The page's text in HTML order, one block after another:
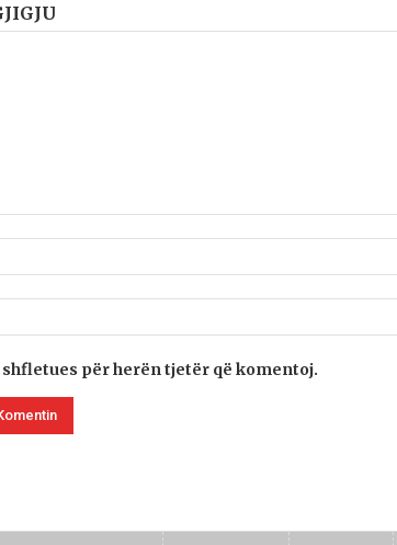
për herën tjetër që komentoj.